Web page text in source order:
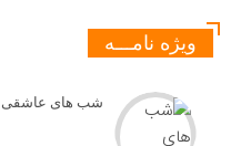
ویژه نامـــه
شب های عاشقی